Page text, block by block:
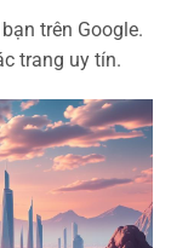
trên Google.
trang uy tín.